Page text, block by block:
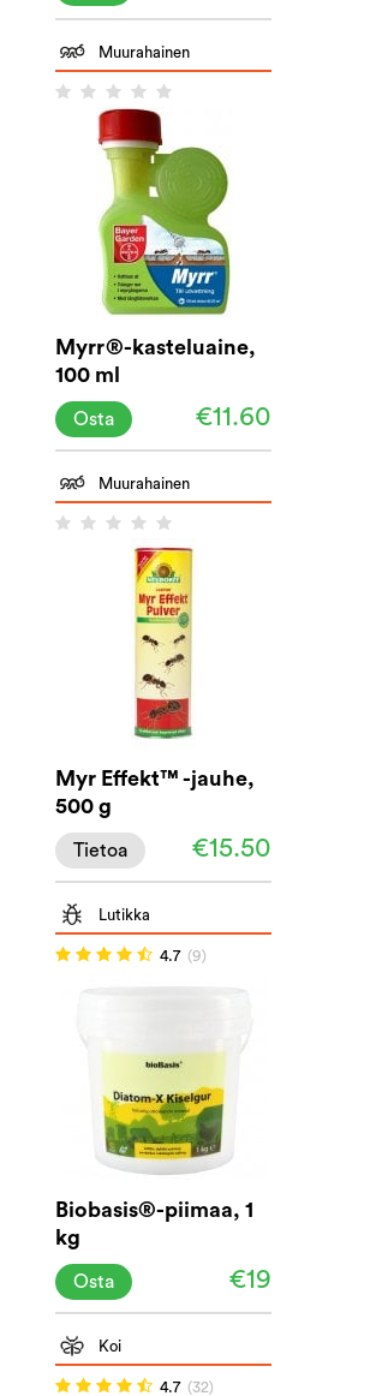
Muurahainen
Myrr®-kasteluaine,
100 ml
€11.60
Osta
Muurahainen
Myr Effekt™ -jauhe,
500 g
€15.50
Tietoa
Lutikka
4.7 (9)
Biobasis®-piimaa, 1
kg
€19
Osta
Koi
4.7 (32)